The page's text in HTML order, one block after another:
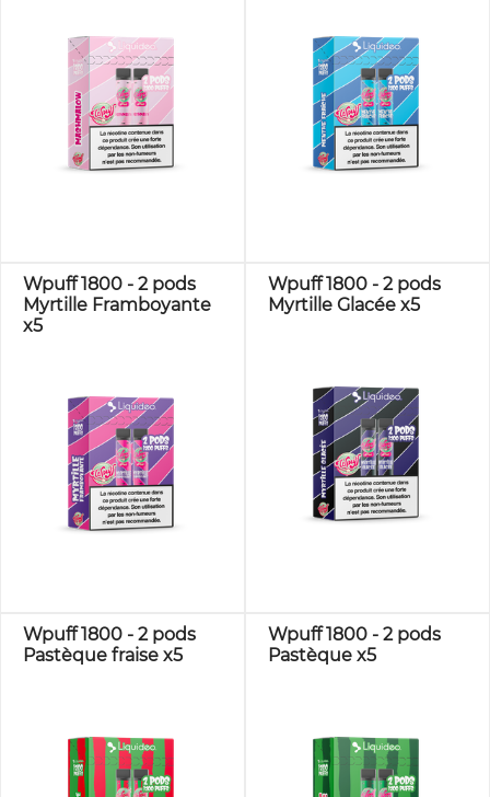
Wpuff 1800 - 2 pods
Myrtille Framboyante
x5
Wpuff 1800 - 2 pods
Myrtille Glacée x5
Wpuff 1800 - 2 pods
Pastèque fraise x5
Wpuff 1800 - 2 pods
Pastèque x5